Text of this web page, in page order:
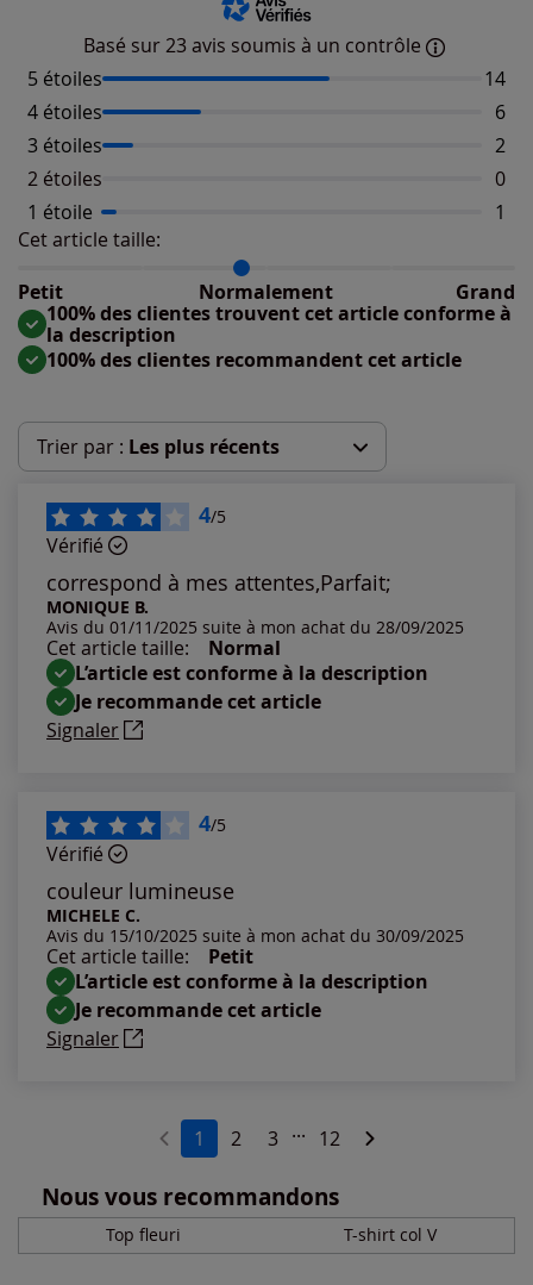
Basé sur 23 avis soumis à un contrôle
5 étoiles
14
4 étoiles
6
3 étoiles
2
2 étoiles
0
1 étoile
1
Cet article taille:
Petit
Normalement Grand
Répartition du taillant selon les avis clients
Taille normalement : 88%
Taille petit : 13%
Taille grand : 0%
100% des clientes trouvent cet article conforme à
la description
100% des clientes recommandent cet article
Trier par : Les plus récents
Les plus récents
Les plus anciens
Notes les plus élevées
Notes les plus basses
4/5
Vérifié
correspond à mes attentes,Parfait;
MONIQUE B.
Avis du 01/11/2025 suite à mon achat du 28/09/2025
Cet article taille:
Normal
L’article est conforme à la description
Je recommande cet article
Signaler
4/5
Vérifié
couleur lumineuse
MICHELE C.
Avis du 15/10/2025 suite à mon achat du 30/09/2025
Cet article taille:
Petit
L’article est conforme à la description
Je recommande cet article
Signaler
1 2 3 ... 12
Nous vous recommandons
Top fleuri T-shirt col V